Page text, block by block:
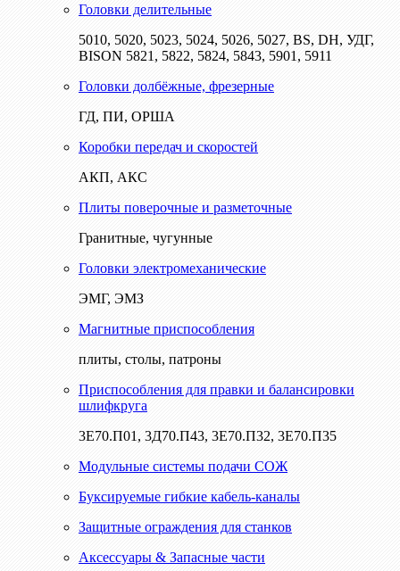
Головки делительные
5010, 5020, 5023, 5024, 5026, 5027, BS, DH, УДГ,
BISON 5821, 5822, 5824, 5843, 5901, 5911
Головки долбёжные, фрезерные
ГД, ПИ, ОРША
Коробки передач и скоростей
АКП, АКС
Плиты поверочные и разметочные
Гранитные, чугунные
Головки электромеханические
ЭМГ, ЭМЗ
Магнитные приспособления
плиты, столы, патроны
Приспособления для правки и балансировки
шлифкруга
3Е70.П01, 3Д70.П43, 3Е70.П32, 3Е70.П35
Модульные системы подачи СОЖ
Буксируемые гибкие кабель-каналы
Защитные ограждения для станков
Аксессуары & Запасные части